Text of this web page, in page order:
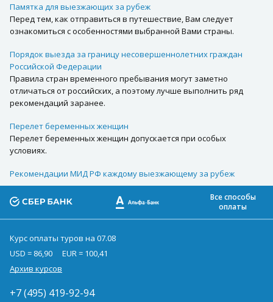
Памятка для выезжающих за рубеж
Перед тем, как отправиться в путешествие, Вам следует
ознакомиться с особенностями выбранной Вами страны.
Порядок выезда за границу несовершеннолетних граждан
Российской Федерации
Правила стран временного пребывания могут заметно
отличаться от российских, а поэтому лучше выполнить ряд
рекомендаций заранее.
Перелет беременных женщин
Перелет беременных женщин допускается при особых
условиях.
Рекомендации МИД РФ каждому выезжающему за рубеж
Все способы
оплаты
Курс оплаты туров на 07.08
USD = 86,90
EUR = 100,41
Архив курсов
+7 (495) 419-92-94